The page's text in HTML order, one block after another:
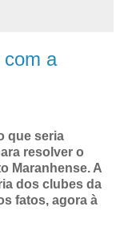
com a
que seria
resolver o
Maranhense. A
dos clubes da
fatos, agora à